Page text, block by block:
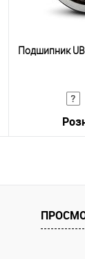
Подшипник
В избранное